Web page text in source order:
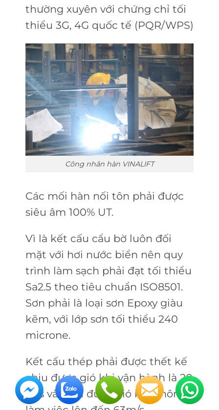
thường xuyên với chứng chỉ tối
thiểu 3G, 4G quốc tế (PQR/WPS)
Công nhân hàn VINALIFT
Các mối hàn nối tôn phải được
siêu âm 100% UT.
Vì là kết cấu cẩu bờ luôn đối
mặt với hơi nước biển nên quy
trình làm sạch phải đạt tối thiểu
Sa2.5 theo tiêu chuẩn ISO8501.
Sơn phải là loại sơn Epoxy giàu
kẽm, với lớp sơn tối thiểu 240
microne.
Kết cấu thép phải được thết kế
chịu được gió khi vận hành là 20
m/s và chịu được gió khi không